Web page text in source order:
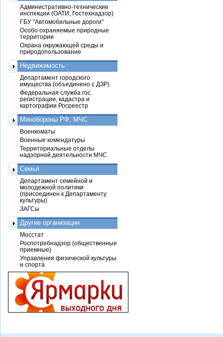
Административно-технические
инспекции (ОАТИ, Гостехнадзор)
ГБУ "Автомобильные дороги"
Особо охраняемые природные
территории
Охрана окружающей среды и
природопользование
Недвижимость
Департамент городского
имущества (объединено с ДЗР)
Федеральная служба гос.
регистрации, кадастра и
картографии Росреестр
Минобороны РФ, МЧС
Военкоматы
Военные комендатуры
Территориальные отделы
надзорной деятельности МЧС
Семья
Департамент семейной и
молодежной политики
(присоединен к Департаменту
культуры)
ЗАГСы
Другие организации
Мосстат
Роспотребнадзор (общественные
приемные)
Управления физической культуры
и спорта